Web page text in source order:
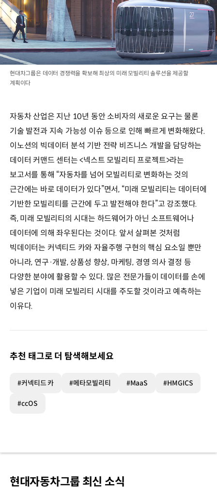
현대차그룹은 데이터 경쟁력을 확보해 최상의 미래 모빌리티 솔루션을 제공할
계획이다
자동차 산업은 지난 10년 동안 소비자의 새로운 요구는 물론
기술 발전과 지속 가능성 이슈 등으로 인해 빠르게 변화해왔다.
이노션의 빅데이터 분석 기반 전략 비즈니스 개발을 담당하는
데이터 커맨드 센터는 <넥스트 모빌리티 프로젝트>라는
보고서를 통해 “자동차를 넘어 모빌리티로 변화하는 것의
근간에는 바로 데이터가 있다”면서, “미래 모빌리티는 데이터에
기반한 모빌리티를 근간에 두고 발전해야 한다”고 강조했다.
즉, 미래 모빌리티의 시대는 하드웨어가 아닌 소프트웨어나
데이터에 의해 좌우된다는 것이다. 앞서 살펴본 것처럼
빅데이터는 커넥티드 카와 자율주행 구현의 핵심 요소일 뿐만
아니라, 연구·개발, 상품성 향상, 마케팅, 경영 의사 결정 등
다양한 분야에 활용할 수 있다. 많은 전문가들이 데이터를 손에
넣은 기업이 미래 모빌리티 시대를 주도할 것이라고 예측하는
이유다.
추천 태그로 더 탐색해보세요
#커넥티드 카 #메타모빌리티 #MaaS #HMGICS
#ccOS
현대자동차그룹 최신 소식